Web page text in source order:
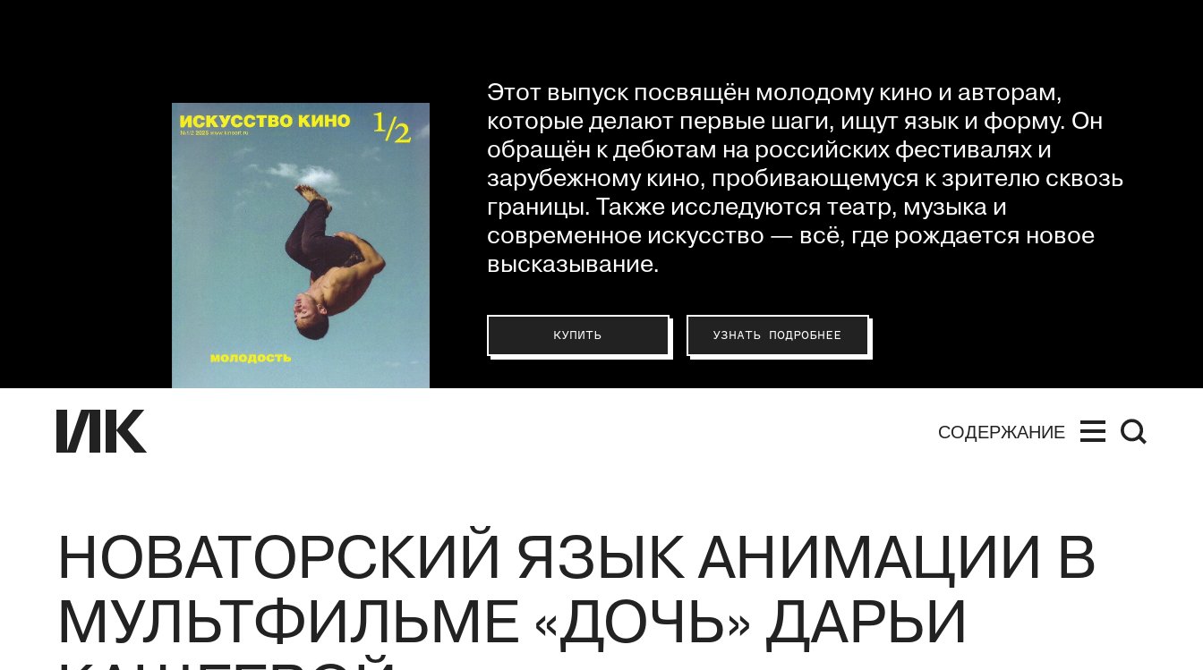
Этот выпуск посвящён молодому кино и авторам,
которые делают первые шаги, ищут язык и форму. Он
обращён к дебютам на российских фестивалях и
зарубежному кино, пробивающемуся к зрителю сквозь
границы. Также исследуются театр, музыка и
современное искусство — всё, где рождается новое
высказывание.
КУПИТЬ УЗНАТЬ ПОДРОБНЕЕ
СОДЕРЖАНИЕ
НОВАТОРСКИЙ ЯЗЫК АНИМАЦИИ В
МУЛЬТФИЛЬМЕ «ДОЧЬ» ДАРЬИ